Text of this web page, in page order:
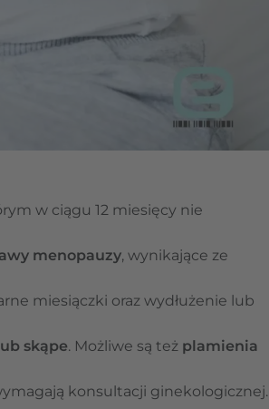
w ciągu 12 miesięcy nie
menopauzy, wynikające ze
miesiączki oraz wydłużenie lub
skąpe. Możliwe są też plamienia
konsultacji ginekologicznej.